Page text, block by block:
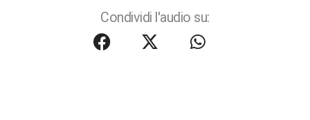
Condividi l'audio su: